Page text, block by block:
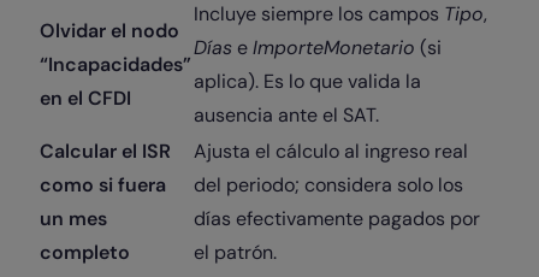
Olvidar el nodo
“Incapacidades”
en el CFDI
Incluye siempre los campos Tipo,
Días eImporteMonetario (si
aplica). Es lo que valida la
ausencia ante el SAT.
Calcular el ISR
como si fuera
un mes
completo
Ajusta el cálculo al ingreso real
del periodo; considera solo los
días efectivamente pagados por
el patrón.